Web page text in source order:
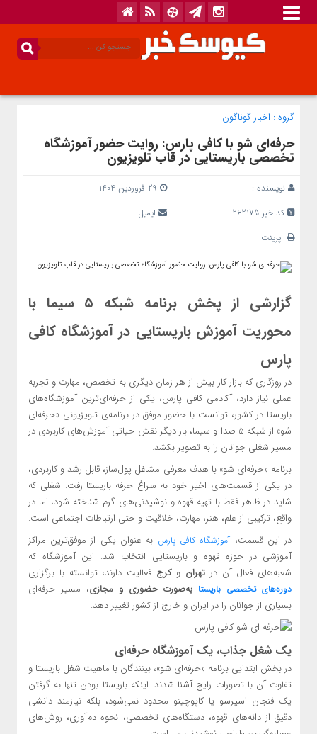
گروه : اخبار گوناگون
حرفه‌ای شو با کافی پارس: روایت حضور آموزشگاه
تخصصی باریستایی در قاب تلویزیون
نویسنده :
کد خبر 262175
ایمیل
پرینت
گزارشی از پخش برنامه شبکه ۵ سیما با
محوریت آموزش باریستایی در آموزشگاه کافی
پارس
در روزگاری که بازار کار بیش از هر زمان دیگری به تخصص، مهارت و تجربه
عملی نیاز دارد، آکادمی کافی پارس، یکی از حرفه‌ای‌ترین آموزشگاه‌های
باریستا در کشور، توانست با حضور موفق در برنامه‌ی تلویزیونی «حرفه‌ای
شو» از شبکه ۵ صدا و سیما، بار دیگر نقش حیاتی آموزش‌های کاربردی در
مسیر شغلی جوانان را به تصویر بکشد.
برنامه «حرفه‌ای شو» با هدف معرفی مشاغل پول‌ساز، قابل رشد و کاربردی،
در یکی از قسمت‌های اخیر خود به سراغ حرفه باریستا رفت. شغلی که
شاید در ظاهر فقط با تهیه قهوه و نوشیدنی‌های گرم شناخته شود، اما در
واقع، ترکیبی از علم، هنر، مهارت، خلاقیت و حتی ارتباطات اجتماعی است.
در این قسمت، آموزشگاه کافی پارس به عنوان یکی از موفق‌ترین مراکز
آموزشی در حوزه قهوه و باریستایی انتخاب شد. این آموزشگاه که
شعبه‌های فعال آن درتهران وکرج فعالیت دارند، توانسته با برگزاری
دوره‌های تخصصی باریستا به‌صورت حضوری و مجازی، مسیر حرفه‌ای
بسیاری از جوانان را در ایران و خارج از کشور تغییر دهد.
یک شغل جذاب، یک آموزشگاه حرفه‌ای
در بخش ابتدایی برنامه «حرفه‌ای شو»، بینندگان با ماهیت شغل باریستا و
تفاوت آن با تصورات رایج آشنا شدند. اینکه باریستا بودن تنها به گرفتن
یک فنجان اسپرسو یا کاپوچینو محدود نمی‌شود، بلکه نیازمند دانشی
دقیق از دانه‌های قهوه، دستگاه‌های تخصصی، نحوه دم‌آوری، روش‌های